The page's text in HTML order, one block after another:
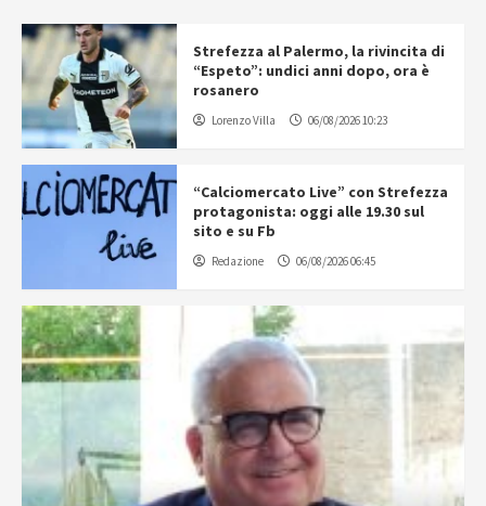
Strefezza al Palermo, la rivincita di
“Espeto”: undici anni dopo, ora è
rosanero
Lorenzo Villa 06/08/2026 10:23
“Calciomercato Live” con Strefezza
protagonista: oggi alle 19.30 sul
sito e su Fb
Redazione 06/08/2026 06:45